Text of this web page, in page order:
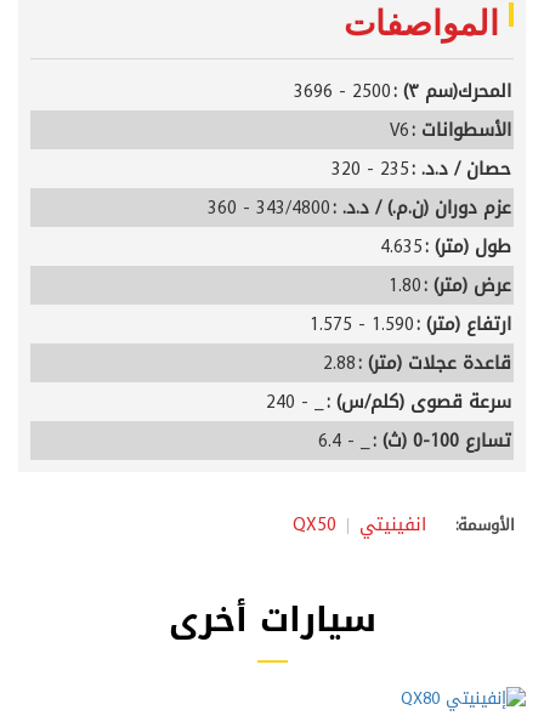
المواصفات
المحرك(سم ٣) :
2500 - 3696
الأسطوانات :V6
حصان / د.د. :235 - 320
عزم دوران (ن.م.) / د.د. :343/4800 - 360
طول (متر) :4.635
عرض (متر) :1.80
ارتفاع (متر) :1.590 - 1.575
قاعدة عجلات (متر) :2.88
سرعة قصوى (كلم/س) :_ - 240
تسارع 100-0 (ث) :
_ - 6.4
الأوسمة: انفينيتي QX50
سيارات أخرى